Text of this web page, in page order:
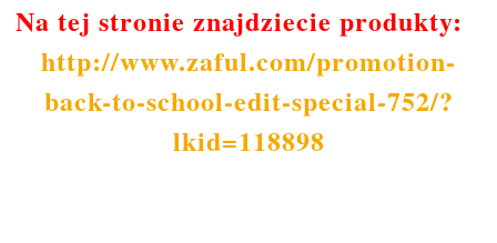
Na tej stronie znajdziecie produkty:
http://www.zaful.com/promotion-
back-to-school-edit-special-752/?
lkid=118898